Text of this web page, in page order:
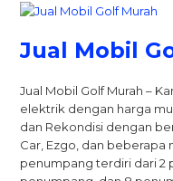
Jual Mobil
Jual Mobil Golf Murah –
elektrik dengan harga
dan Rekondisi dengan
Car, Ezgo, dan beberapa
penumpang terdiri dari 2